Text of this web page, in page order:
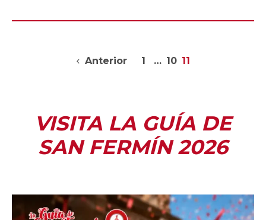
Anterior 1 … 10 11
VISITA LA GUÍA DE
SAN FERMÍN 2026